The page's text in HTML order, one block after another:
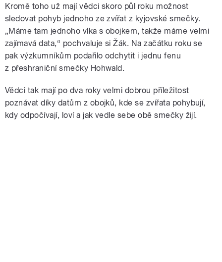
Kromě toho už mají vědci skoro půl roku možnost
sledovat pohyb jednoho ze zvířat z kyjovské smečky.
„Máme tam jednoho vlka s obojkem, takže máme velmi
zajímavá data,“ pochvaluje si Žák. Na začátku roku se
pak výzkumníkům podařilo odchytit i jednu fenu
z přeshraniční smečky Hohwald.
Vědci tak mají po dva roky velmi dobrou příležitost
poznávat díky datům z obojků, kde se zvířata pohybují,
kdy odpočívají, loví a jak vedle sebe obě smečky žijí.